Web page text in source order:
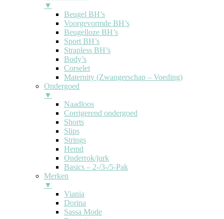
▼
Beugel BH’s
Voorgevormde BH’s
Beugelloze BH’s
Sport BH’s
Strapless BH’s
Body’s
Corselet
Maternity (Zwangerschap – Voeding)
Ondergoed
▼
Naadloos
Corrigerend ondergoed
Shorts
Slips
Strings
Hemd
Onderrok/jurk
Basics – 2-/3-/5-Pak
Merken
▼
Viania
Dorina
Sassa Mode